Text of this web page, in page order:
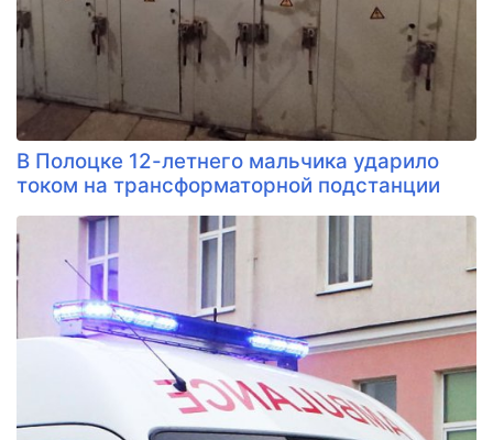
В Полоцке 12-летнего мальчика ударило
током на трансформаторной подстанции